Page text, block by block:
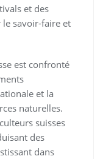
et des
savoir-faire et
est confronté
et la
naturelles.
suisses
des
dans